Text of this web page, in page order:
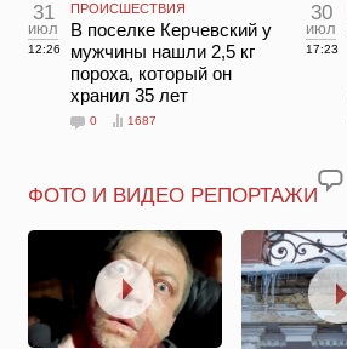
31
июл
12:26
ПРОИСШЕСТВИЯ
В поселке Керчевский у
мужчины нашли 2,5 кг
пороха, который он
хранил 35 лет
0 1687
30
июл
17:23
ФОТО И ВИДЕО РЕПОРТАЖИ